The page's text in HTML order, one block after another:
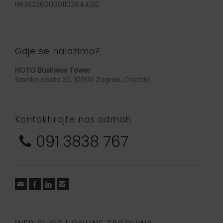
HR3623600001102644312
Gdje se nalazimo?
HOTO Business Tower
Savska cesta 32, 10000 Zagreb, Croatia
Kontaktirajte nas odmah
091 3838 767